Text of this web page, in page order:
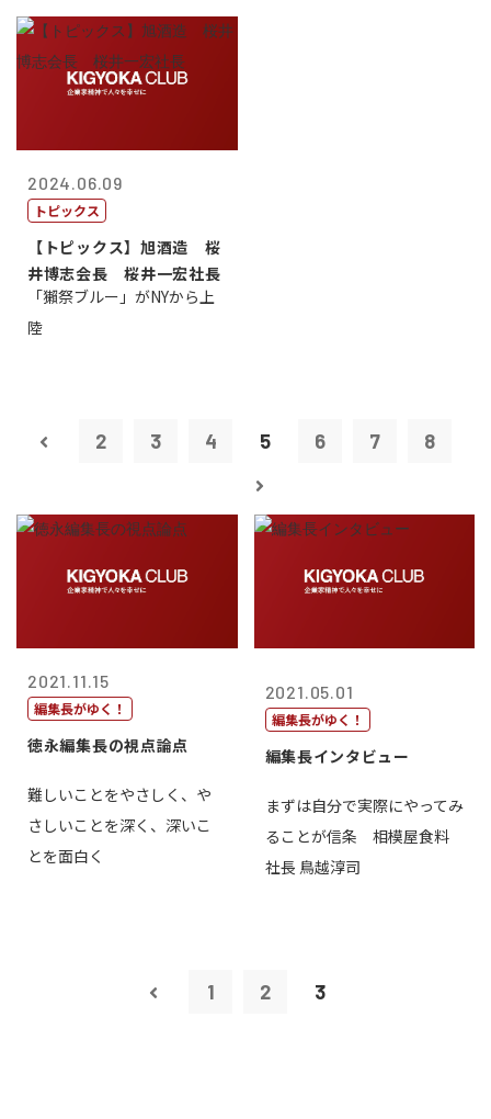
2024.06.09
トピックス
【トピックス】旭酒造 桜
井博志会長 桜井一宏社長
「獺祭ブルー」がNYから上
陸
2 3 4 5 6 7 8
2021.11.15
編集長がゆく！
徳永編集長の視点論点
難しいことをやさしく、や
さしいことを深く、深いこ
とを面白く
2021.05.01
編集長がゆく！
編集長インタビュー
まずは自分で実際にやってみ
ることが信条 相模屋食料
社長 鳥越淳司
1 2 3